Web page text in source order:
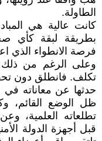
الطاولة.
كانت عالية هي
بطريقة لبقة كأي
فرصة الانطواء الذي
وعلى الرغم من
تكلف. فانطلق دون
حدثها عن معاناته
ظل الوضع القائم،
تطلعاته العلمية،
قبل أجهزة الدولة